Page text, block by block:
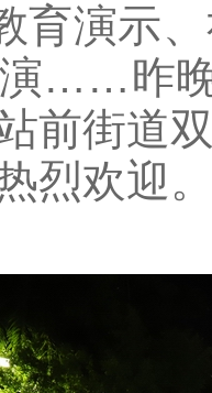
育演示
……昨晚
前街道
热烈欢